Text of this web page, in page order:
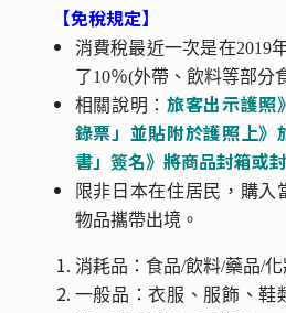
【免稅規定】
消費稅最近一次是在2019
了10％(外帶、飲料等部分
相關說明：旅客出示護照
錄票」並貼附於護照上》
書」簽名》將商品封箱或
限非日本在住居民，購入
物品攜帶出境。
消耗品：食品/飲料/藥品/化
一般品：衣服、服飾、鞋